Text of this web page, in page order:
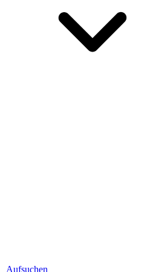
Aufsuchen